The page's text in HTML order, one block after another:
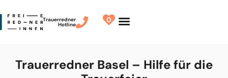
Trauerredner
Hotline
0
Trauerredner Basel – Hilfe für die